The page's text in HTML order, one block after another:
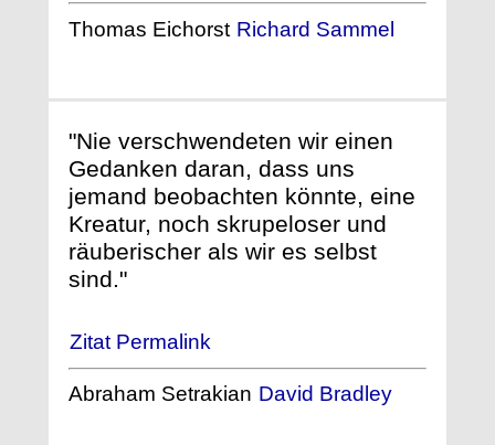
Thomas Eichorst Richard Sammel
"Nie verschwendeten wir einen
Gedanken daran, dass uns
jemand beobachten könnte, eine
Kreatur, noch skrupeloser und
räuberischer als wir es selbst
sind."
Zitat Permalink
Abraham Setrakian David Bradley